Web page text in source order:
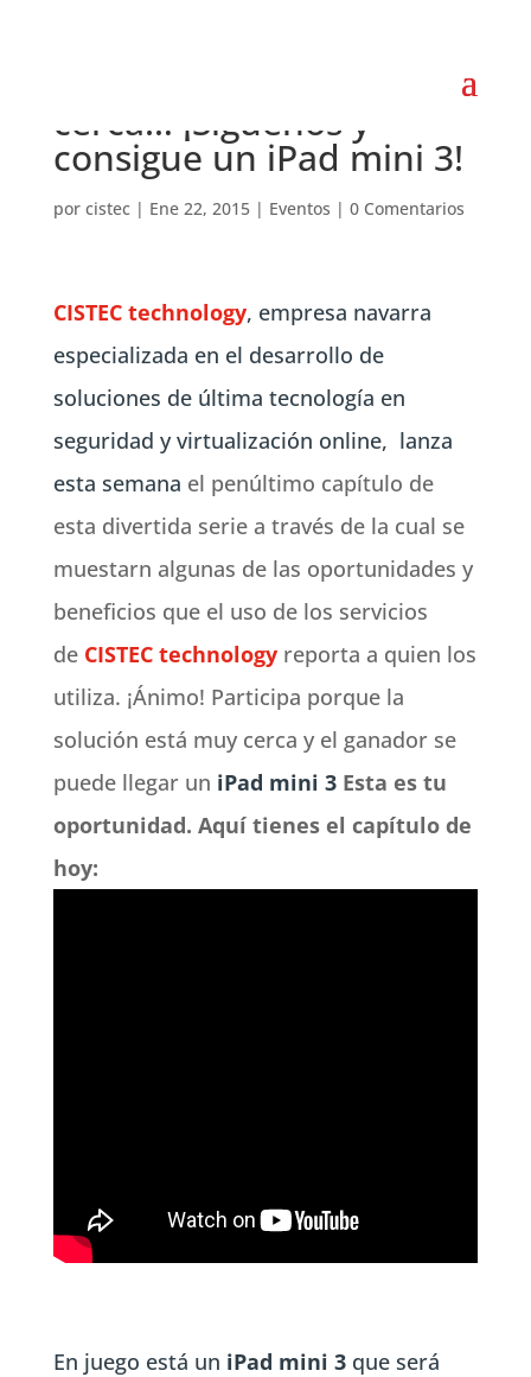
cerca… ¡Síguenos y
consigue un iPad mini 3!
por cistec| Ene 22, 2015| Eventos | 0 Comentarios
CISTEC technology, empresa navarra
especializada en el desarrollo de
soluciones de última tecnología en
seguridad y virtualización online, lanza
esta semana el penúltimo capítulo de
esta divertida serie a través de la cual se
muestarn algunas de las oportunidades y
beneficios que el uso de los servicios
de CISTEC technologyreporta a quien los
utiliza. ¡Ánimo! Participa porque la
solución está muy cerca y el ganador se
puede llegar un iPad mini 3 Esta es tu
oportunidad. Aquí tienes el capítulo de
hoy:
En juego está un iPad mini 3que será